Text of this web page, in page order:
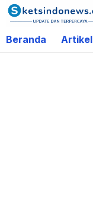
Lewati
ke
konten
Beranda Artikel